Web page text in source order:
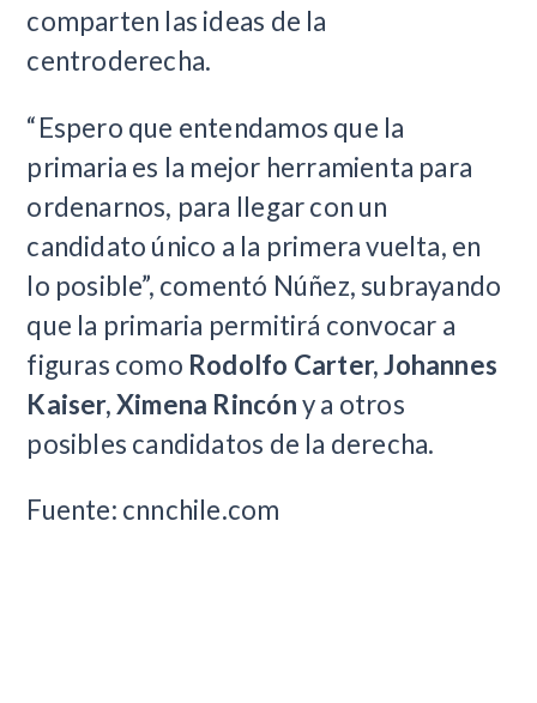
comparten las ideas de la
centroderecha.
“Espero que entendamos que la
primaria es la mejor herramienta para
ordenarnos, para llegar con un
candidato único a la primera vuelta, en
lo posible”, comentó Núñez, subrayando
que la primaria permitirá convocar a
figuras como Rodolfo Carter, Johannes
Kaiser, Ximena Rincóny a otros
posibles candidatos de la derecha.
Fuente: cnnchile.com